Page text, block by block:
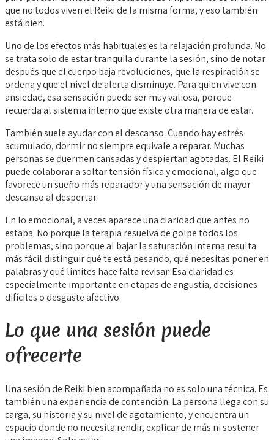
que no todos viven el Reiki de la misma forma, y eso también
está bien.
Uno de los efectos más habituales es la relajación profunda. No
se trata solo de estar tranquila durante la sesión, sino de notar
después que el cuerpo baja revoluciones, que la respiración se
ordena y que el nivel de alerta disminuye. Para quien vive con
ansiedad, esa sensación puede ser muy valiosa, porque
recuerda al sistema interno que existe otra manera de estar.
También suele ayudar con el descanso. Cuando hay estrés
acumulado, dormir no siempre equivale a reparar. Muchas
personas se duermen cansadas y despiertan agotadas. El Reiki
puede colaborar a soltar tensión física y emocional, algo que
favorece un sueño más reparador y una sensación de mayor
descanso al despertar.
En lo emocional, a veces aparece una claridad que antes no
estaba. No porque la terapia resuelva de golpe todos los
problemas, sino porque al bajar la saturación interna resulta
más fácil distinguir qué te está pesando, qué necesitas poner en
palabras y qué límites hace falta revisar. Esa claridad es
especialmente importante en etapas de angustia, decisiones
difíciles o desgaste afectivo.
Lo que una sesión puede
ofrecerte
Una sesión de Reiki bien acompañada no es solo una técnica. Es
también una experiencia de contención. La persona llega con su
carga, su historia y su nivel de agotamiento, y encuentra un
espacio donde no necesita rendir, explicar de más ni sostener